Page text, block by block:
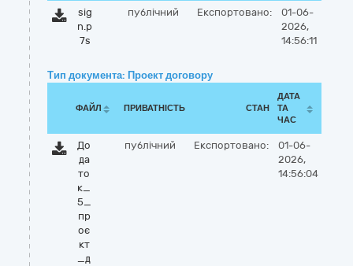
sig
n.p
7s
публічний Експортовано:
01-06-
2026,
14:56:11
Тип документа: Проект договору
ФАЙЛ ПРИВАТНІСТЬ СТАН
ДАТА
ТА
ЧАС
До
да
то
к_
5_
пр
оє
кт
_д
публічний Експортовано:
01-06-
2026,
14:56:04